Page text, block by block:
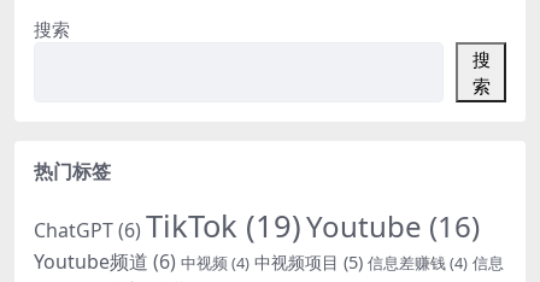
搜索
搜
索
热门标签
ChatGPT(6) TikTok (19)Youtube (16)
Youtube频道 (6) 中视频(4) 中视频项目 (5) 信息差赚钱(4) 信息